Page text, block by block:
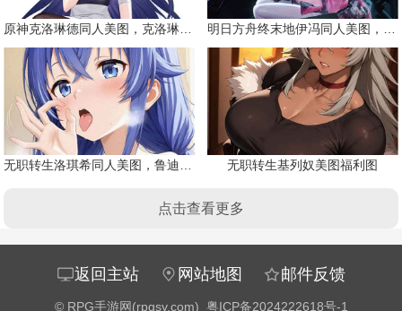
原神克洛琳德同人美图，克洛琳德战败会怎样 明日方舟终末地伊冯同人美图，粉毛恶魔伊冯
无职转生洛琪希同人美图，鲁迪的二老婆 无职转生基列奴美图福利图
点击查看更多
返回主站 网站地图 邮件反馈
© RPG手游网(rpgsy.com) 粤ICP备2024222618号-1